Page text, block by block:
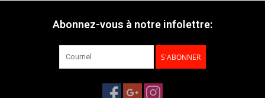
Abonnez-vous à notre infolettre:
S'ABONNER